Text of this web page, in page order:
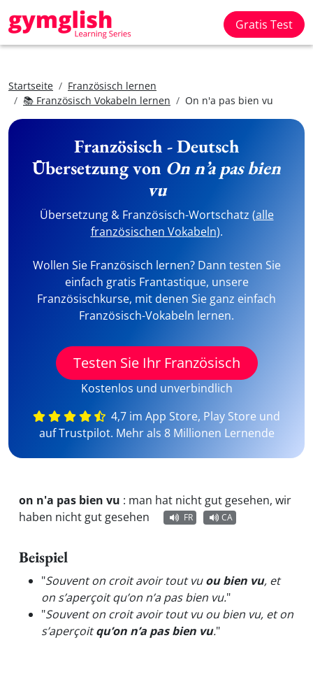
Gratis Test
Startseite
Französisch lernen
📚 Französisch Vokabeln lernen
On n'a pas bien vu
Französisch - Deutsch
Übersetzung von On n’a pas bien
vu
Übersetzung & Französisch-Wortschatz (alle
französischen Vokabeln).
Wollen Sie Französisch lernen? Dann testen Sie
einfach gratis Frantastique, unsere
Französischkurse, mit denen Sie ganz einfach
Französisch-Vokabeln lernen.
Testen Sie Ihr Französisch
Kostenlos und unverbindlich
4,7 im App Store, Play Store und
auf Trustpilot. Mehr als 8 Millionen Lernende
on n'a pas bien vu : man hat nicht gut gesehen, wir
haben nicht gut gesehen
FR CA
Beispiel
"Souvent on croit avoir tout vuou bien vu, et
on s’aperçoit qu’on n’a pas bien vu."
"Souvent on croit avoir tout vu ou bien vu, et on
s’aperçoitqu’on n’a pas bien vu."